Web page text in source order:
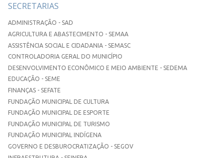
SECRETARIAS
ADMINISTRAÇÃO - SAD
AGRICULTURA E ABASTECIMENTO - SEMAA
ASSISTÊNCIA SOCIAL E CIDADANIA - SEMASC
CONTROLADORIA GERAL DO MUNICÍPIO
DESENVOLVIMENTO ECONÔMICO E MEIO AMBIENTE - SEDEMA
EDUCAÇÃO - SEME
FINANÇAS - SEFATE
FUNDAÇÃO MUNICIPAL DE CULTURA
FUNDAÇÃO MUNICIPAL DE ESPORTE
FUNDAÇÃO MUNICIPAL DE TURISMO
FUNDAÇÃO MUNICIPAL INDÍGENA
GOVERNO E DESBUROCRATIZAÇÃO - SEGOV